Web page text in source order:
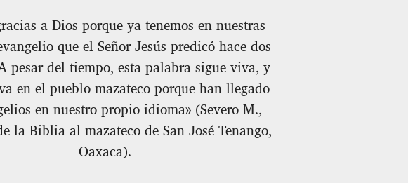
a Dios porque ya tenemos en nuestras
que el Señor Jesús predicó hace dos
pesar del tiempo, esta palabra sigue viva, y
en el pueblo mazateco porque han llegado
en nuestro propio idioma» (Severo M.,
la Biblia al mazateco de San José Tenango,
Oaxaca).